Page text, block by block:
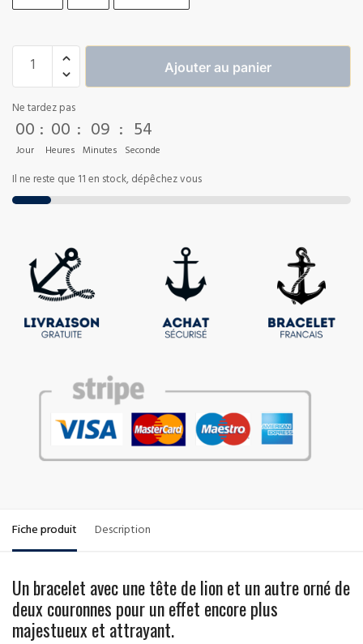
Ajouter au panier
Ne tardez pas
00
Jour
: 00
Heures
: 09
Minutes
: 54
Seconde
Il ne reste que 11 en stock, dépêchez vous
Fiche produit Description
Un bracelet avec une tête de lion et un autre orné de
deux couronnes pour un effet encore plus
majestueux et attrayant.